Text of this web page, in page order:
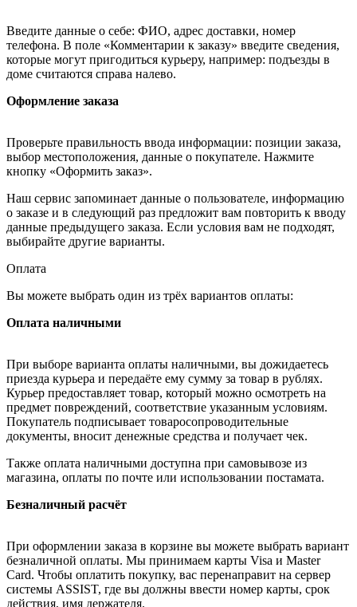
Введите данные о себе: ФИО, адрес доставки, номер
телефона. В поле «Комментарии к заказу» введите сведения,
которые могут пригодиться курьеру, например: подъезды в
доме считаются справа налево.
Оформление заказа
Проверьте правильность ввода информации: позиции заказа,
выбор местоположения, данные о покупателе. Нажмите
кнопку «Оформить заказ».
Наш сервис запоминает данные о пользователе, информацию
о заказе и в следующий раз предложит вам повторить к вводу
данные предыдущего заказа. Если условия вам не подходят,
выбирайте другие варианты.
Оплата
Вы можете выбрать один из трёх вариантов оплаты:
Оплата наличными
При выборе варианта оплаты наличными, вы дожидаетесь
приезда курьера и передаёте ему сумму за товар в рублях.
Курьер предоставляет товар, который можно осмотреть на
предмет повреждений, соответствие указанным условиям.
Покупатель подписывает товаросопроводительные
документы, вносит денежные средства и получает чек.
Также оплата наличными доступна при самовывозе из
магазина, оплаты по почте или использовании постамата.
Безналичный расчёт
При оформлении заказа в корзине вы можете выбрать вариант
безналичной оплаты. Мы принимаем карты Visa и Master
Card. Чтобы оплатить покупку, вас перенаправит на сервер
системы ASSIST, где вы должны ввести номер карты, срок
действия, имя держателя.